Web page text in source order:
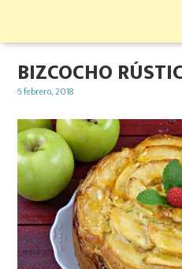
BIZCOCHO
Posted
6 febrero, 2018